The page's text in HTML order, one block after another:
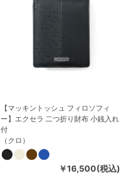
【マッキントッシュ フィロソフィ
ー】エクセラ 二つ折り財布 小銭入れ
付
（クロ）
￥16,500(税込)